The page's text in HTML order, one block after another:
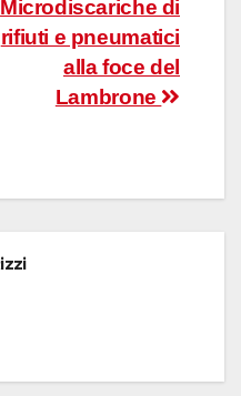
Microdiscariche di
rifiuti e pneumatici
alla foce del
Lambrone